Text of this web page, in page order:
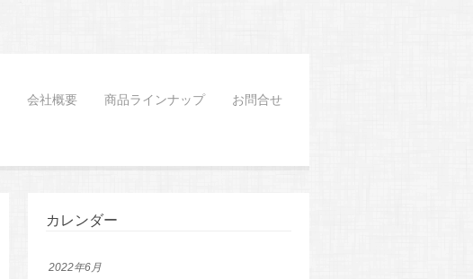
会社概要 商品ラインナップ お問合せ
カレンダー
2022年6月